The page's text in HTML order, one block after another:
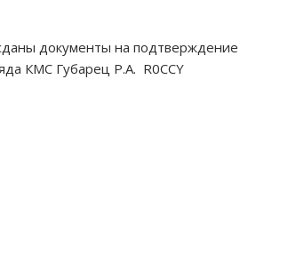
документы на подтверждение
КМС Губарец Р.А. R0CCY